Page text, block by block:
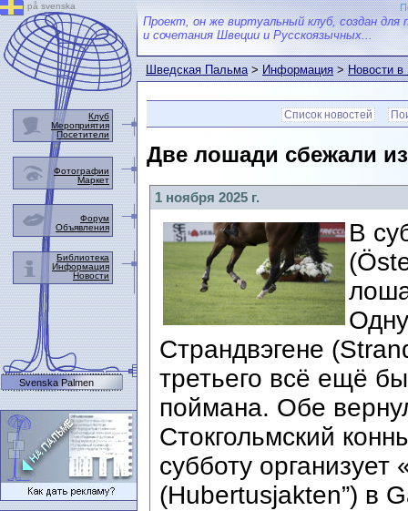
Проект, он же виртуальный клуб, создан для
и сочетания Швеции и Русскоязычных...
Шведская Пальма>Информация>Новости
Список новостей
Две лошади сбежали
1 ноября 2025 г.
В
Страндвэгене
третьего всё ещё
поймана. Обе
Стокгольмский
субботу
(Hubertusjakten”) в
på svenska
Клуб
Мероприятия
Посетители
Фотографии
Маркет
Форум
Объявления
Библиотека
Информация
Новости
Svenska Palmen